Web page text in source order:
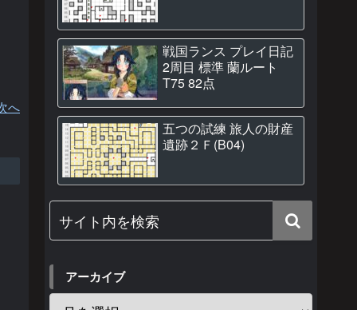
へ
戦国ランス プレイ日記
2周目 標準 蘭ルート
T75 82点
五つの試練 旅人の財産
遺跡２Ｆ(B04)
アーカイブ